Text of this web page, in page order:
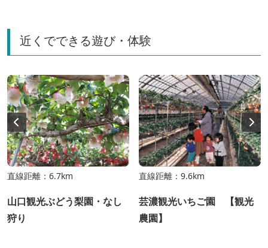
近くでできる遊び・体験
直線距離：6.7km
山口観光ぶどう梨園・なし
狩り
直線距離：9.6km
芸濃観光いちご園 【観光
農園】